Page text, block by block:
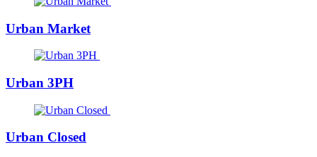
Urban Market
Urban 3PH
Urban Closed